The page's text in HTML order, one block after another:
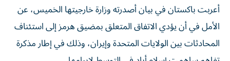
أعربت باكستان في بيان أصدرته وزارة خارجيتها الخميس، عن
الأمل في أن يؤدي الاتفاق المتعلق بمضيق هرمز إلى استئناف
المحادثات بين الولايات المتحدة وإيران، وذلك في إطار مذكرة